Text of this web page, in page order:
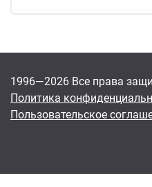
1996—2026 Все права
Политика
Пользовательское